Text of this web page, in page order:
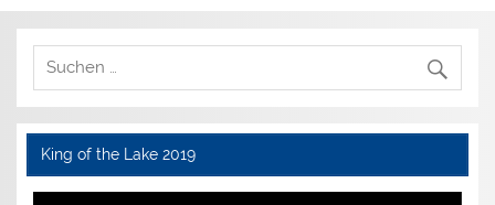
King of the Lake 2019
Video-